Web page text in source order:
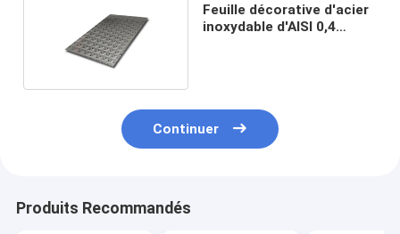
Feuille décorative d'acier
inoxydable d'AISI 0,4
Continuer
Produits Recommandés